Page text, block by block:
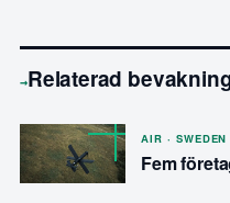
→Relaterad
AIR · SWEDEN
Fem